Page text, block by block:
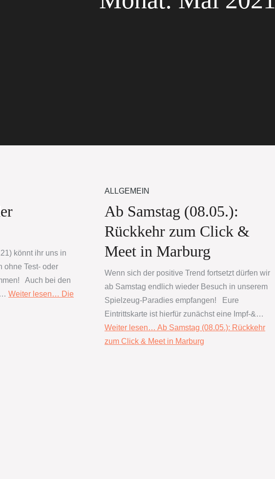
könnt ihr uns in
ohne Test- oder
Auch bei den
Weiter lesen… Die
ALLGEMEIN
Ab Samstag (08.05.):
Rückkehr zum Click &
Meet in Marburg
Wenn sich der positive Trend fortsetzt dürfen wir
ab Samstag endlich wieder Besuch in unserem
Spielzeug-Paradies empfangen! Eure
Eintrittskarte ist hierfür zunächst eine Impf-&…
Weiter lesen… Ab Samstag (08.05.): Rückkehr
zum Click & Meet in Marburg